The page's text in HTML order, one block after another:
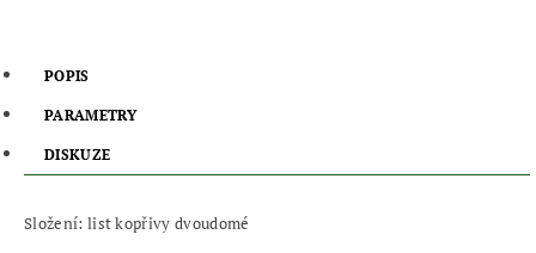
POPIS
PARAMETRY
DISKUZE
Složení: list kopřivy dvoudomé